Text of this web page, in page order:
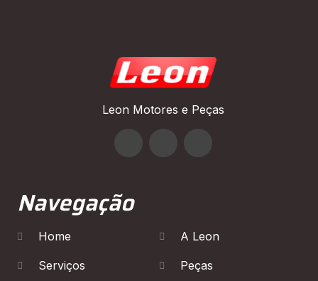
Leon Motores e Peças
Navegação
Home A Leon
Serviços Peças